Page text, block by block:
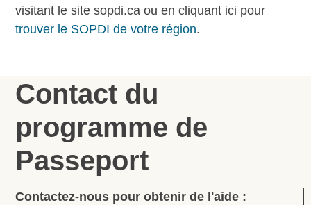
visitant le site sopdi.ca ou en cliquant ici pour
trouver le SOPDI de votre région.
Contact du
programme de
Passeport
Contactez-nous pour obtenir de l'aide :